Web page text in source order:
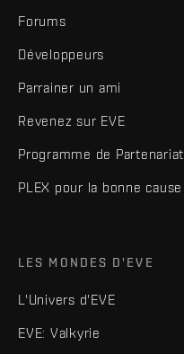
Forums
Développeurs
Parrainer un ami
Revenez sur EVE
Programme de Partenariat
PLEX pour la bonne cause
LES MONDES D'EVE
L'Univers d'EVE
EVE: Valkyrie